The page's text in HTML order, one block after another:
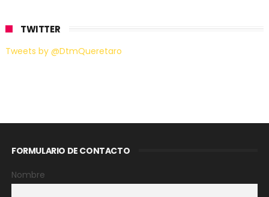
TWITTER
Tweets by @DtmQueretaro
FORMULARIO DE CONTACTO
Nombre